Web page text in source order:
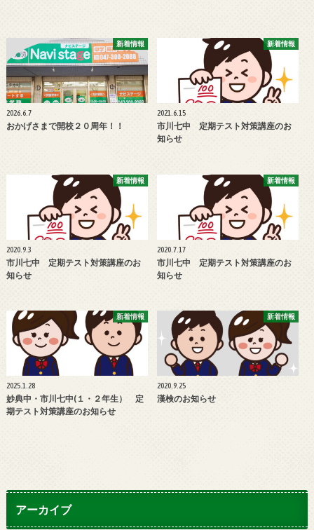
新着情報
2026.6.7
おかげさまで開校２０周年！！
新着情報
2021.6.15
市川七中 定期テスト対策講座のお
知らせ
新着情報
2020.9.3
市川七中 定期テスト対策講座のお
知らせ
新着情報
2020.7.17
市川七中 定期テスト対策講座のお
知らせ
新着情報
2025.1.28
妙典中・市川七中(１・２年生） 定
期テスト対策講座のお知らせ
新着情報
2020.9.25
漢検のお知らせ
アーカイブ